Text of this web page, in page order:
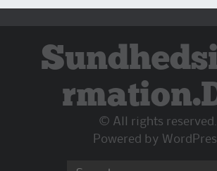
© All rights reserved.
Powered by